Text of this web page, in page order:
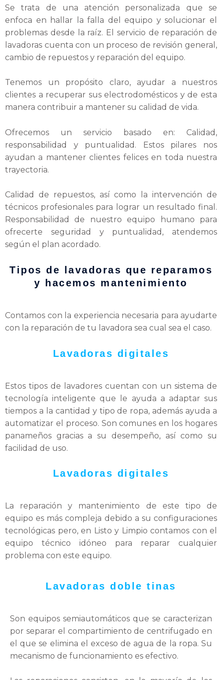
Se trata de una atención personalizada que se
enfoca en hallar la falla del equipo y solucionar el
problemas desde la raíz. El servicio de reparación de
lavadoras cuenta con un proceso de revisión general,
cambio de repuestos y reparación del equipo.
Tenemos un propósito claro, ayudar a nuestros
clientes a recuperar sus electrodomésticos y de esta
manera contribuir a mantener su calidad de vida.
Ofrecemos un servicio basado en: Calidad,
responsabilidad y puntualidad. Estos pilares nos
ayudan a mantener clientes felices en toda nuestra
trayectoria.
Calidad de repuestos, así como la intervención de
técnicos profesionales para lograr un resultado final.
Responsabilidad de nuestro equipo humano para
ofrecerte seguridad y puntualidad, atendemos
según el plan acordado.
Tipos de lavadoras que reparamos
y hacemos mantenimiento
Contamos con la experiencia necesaria para ayudarte
con la reparación de tu lavadora sea cual sea el caso.
Lavadoras digitales
Estos tipos de lavadores cuentan con un sistema de
tecnología inteligente que le ayuda a adaptar sus
tiempos a la cantidad y tipo de ropa, además ayuda a
automatizar el proceso. Son comunes en los hogares
panameños gracias a su desempeño, así como su
facilidad de uso.
Lavadoras digitales
La reparación y mantenimiento de este tipo de
equipo es más compleja debido a su configuraciones
tecnológicas pero, en Listo y Limpio contamos con el
equipo técnico idóneo para reparar cualquier
problema con este equipo.
Lavadoras doble tinas
Son equipos semiautomáticos que se caracterizan
por separar el compartimiento de centrifugado en
el que se elimina el exceso de agua de la ropa. Su
mecanismo de funcionamiento es efectivo.